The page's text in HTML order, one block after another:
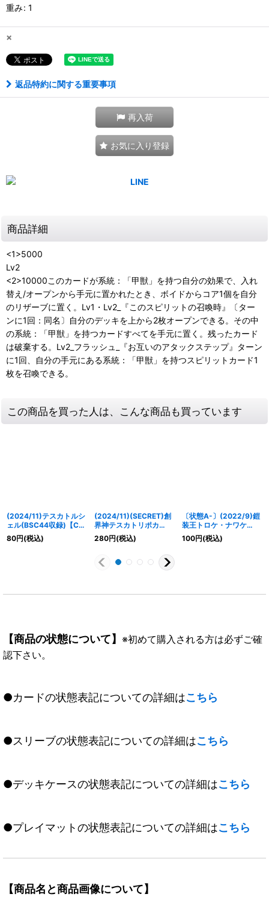
重み: 1
×
返品特約に関する重要事項
再入荷
お気に入り登録
商品詳細
<1>5000
Lv2
<2>10000このカードが系統：「甲獣」を持つ自分の効果で、入れ
替え/オープンから手元に置かれたとき、ボイドからコア1個を自分
のリザーブに置く。Lv1・Lv2_『このスピリットの召喚時』〔ター
ンに1回：同名〕自分のデッキを上から2枚オープンできる。その中
の系統：「甲獣」を持つカードすべてを手元に置く。残ったカード
は破棄する。Lv2_フラッシュ_『お互いのアタックステップ』ターン
に1回、自分の手元にある系統：「甲獣」を持つスピリットカード1
枚を召喚できる。
この商品を買った人は、こんな商品も買っています
(2024/11)テスカトルシ
ェル(BSC44収録)【C】
{BS61-072}《白》
80円(税込)
(2024/11)(SECRET)創
界神テスカトリポカ
(BSC44収録)【X-
SEC】{BS61-X09}
280円(税込)
〔状態A-〕(2022/9)鎧
装王トロケ・ナワケ
【M】{BS61-041}
《白》
100円(税込)
【商品の状態について】 ※初めて購入される方は必ずご確
認下さい。
●カードの状態表記についての詳細はこちら
●スリーブの状態表記についての詳細はこちら
●デッキケースの状態表記についての詳細はこちら
●プレイマットの状態表記についての詳細はこちら
【商品名と商品画像について】